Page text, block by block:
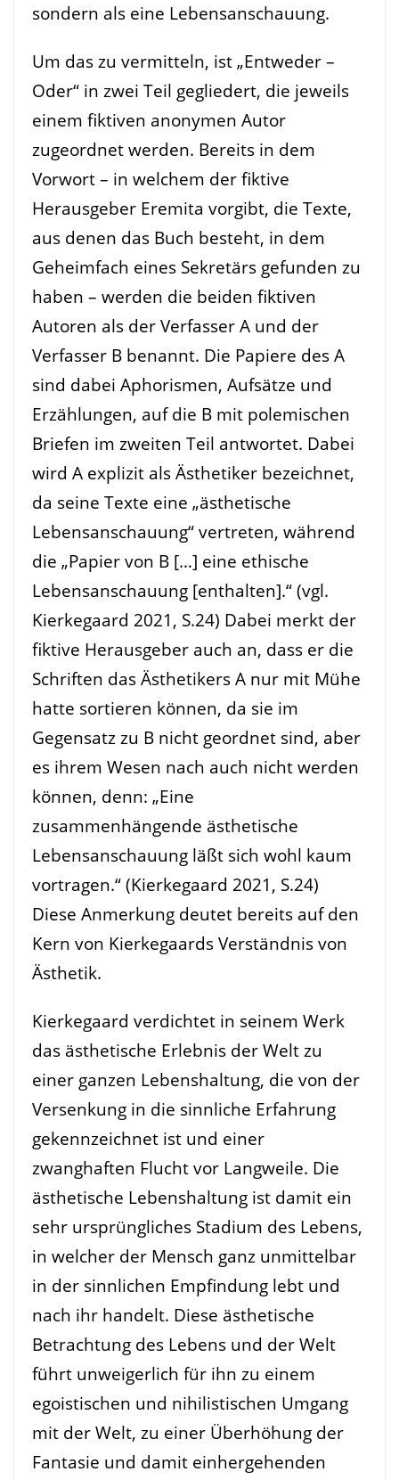
sondern als eine Lebensanschauung.
Um das zu vermitteln, ist „Entweder –
Oder“ in zwei Teil gegliedert, die jeweils
einem fiktiven anonymen Autor
zugeordnet werden. Bereits in dem
Vorwort – in welchem der fiktive
Herausgeber Eremita vorgibt, die Texte,
aus denen das Buch besteht, in dem
Geheimfach eines Sekretärs gefunden zu
haben – werden die beiden fiktiven
Autoren als der Verfasser A und der
Verfasser B benannt. Die Papiere des A
sind dabei Aphorismen, Aufsätze und
Erzählungen, auf die B mit polemischen
Briefen im zweiten Teil antwortet. Dabei
wird A explizit als Ästhetiker bezeichnet,
da seine Texte eine „ästhetische
Lebensanschauung“ vertreten, während
die „Papier von B […] eine ethische
Lebensanschauung [enthalten].“ (vgl.
Kierkegaard 2021, S.24) Dabei merkt der
fiktive Herausgeber auch an, dass er die
Schriften das Ästhetikers A nur mit Mühe
hatte sortieren können, da sie im
Gegensatz zu B nicht geordnet sind, aber
es ihrem Wesen nach auch nicht werden
können, denn: „Eine
zusammenhängende ästhetische
Lebensanschauung läßt sich wohl kaum
vortragen.“ (Kierkegaard 2021, S.24)
Diese Anmerkung deutet bereits auf den
Kern von Kierkegaards Verständnis von
Ästhetik.
Kierkegaard verdichtet in seinem Werk
das ästhetische Erlebnis der Welt zu
einer ganzen Lebenshaltung, die von der
Versenkung in die sinnliche Erfahrung
gekennzeichnet ist und einer
zwanghaften Flucht vor Langweile. Die
ästhetische Lebenshaltung ist damit ein
sehr ursprüngliches Stadium des Lebens,
in welcher der Mensch ganz unmittelbar
in der sinnlichen Empfindung lebt und
nach ihr handelt. Diese ästhetische
Betrachtung des Lebens und der Welt
führt unweigerlich für ihn zu einem
egoistischen und nihilistischen Umgang
mit der Welt, zu einer Überhöhung der
Fantasie und damit einhergehenden